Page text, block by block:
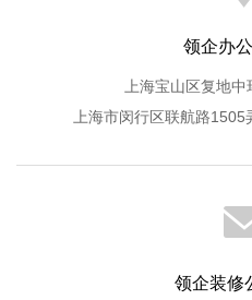
领企办
上海宝山区复地
上海市闵行区联航路
领企装修